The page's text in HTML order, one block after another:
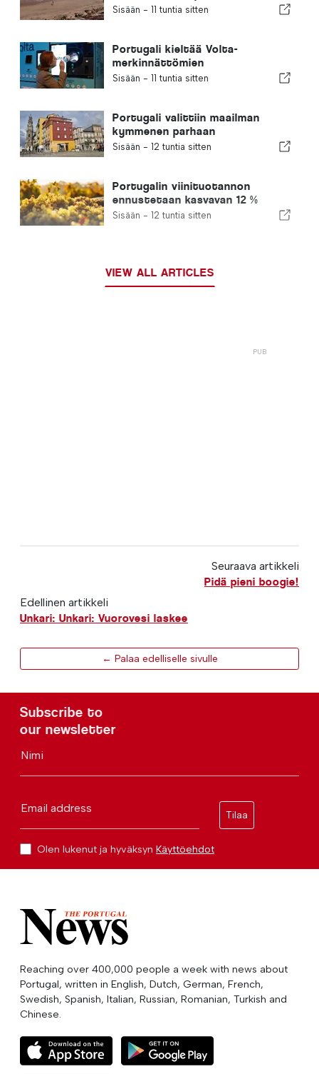
Portugalin rannoista katoaa
Sisään - 11 tuntia sitten
Portugali kieltää Volta-
merkinnättömien
kertakäyttöisten
Sisään - 11 tuntia sitten
Portugali valittiin maailman
kymmenen parhaan
ulkomaalaisten asuinmaan
Sisään - 12 tuntia sitten
Portugalin viinituotannon
ennustetaan kasvavan 12 %
tämän sadon aikana
Sisään - 12 tuntia sitten
VIEW ALL ARTICLES
Seuraava artikkeli
Pidä pieni boogie!
Edellinen artikkeli
Unkari: Unkari: Vuorovesi laskee
← Palaa edelliselle sivulle
Subscribe to
our newsletter
Nimi
Email address
Tilaa
Olen lukenut ja hyväksyn Käyttöehdot
Reaching over 400,000 people a week with news about
Portugal, written in English, Dutch, German, French,
Swedish, Spanish, Italian, Russian, Romanian, Turkish and
Chinese.